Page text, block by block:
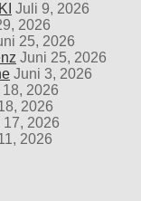
Juli 9, 2026
2026
25, 2026
Juni 25, 2026
Juni 3, 2026
18, 2026
2026
17, 2026
2026